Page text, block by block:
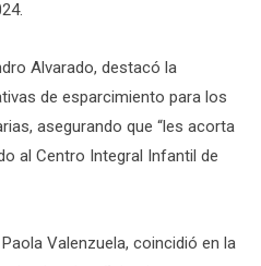
Alvarado, destacó la
de esparcimiento para los
asegurando que “les acorta
al Centro Integral Infantil de
Valenzuela, coincidió en la